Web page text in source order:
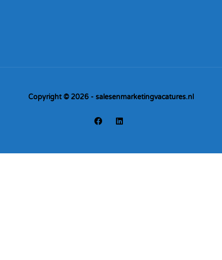
Copyright © 2026 - salesenmarketingvacatures.nl